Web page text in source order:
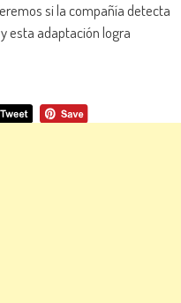
si la compañía detecta
esta adaptación logra